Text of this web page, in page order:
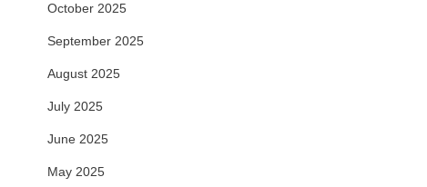
October 2025
September 2025
August 2025
July 2025
June 2025
May 2025